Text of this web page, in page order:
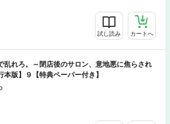
試し読み カートへ
乱れろ。～閉店後のサロン、意地悪に焦らされ
本版】９【特典ペーパー付き】